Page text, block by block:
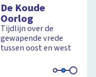
De Koude
Oorlog
Tijdlijn over de
gewapende vrede
tussen oost en west